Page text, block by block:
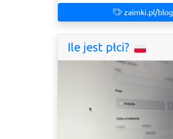
zaimki.pl/blog
Ile jest płci?